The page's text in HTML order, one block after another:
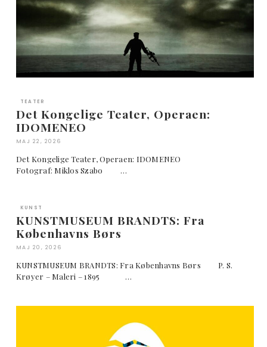
TEATER
Det Kongelige Teater, Operaen:
IDOMENEO
MAJ 22, 2026
Det Kongelige Teater, Operaen: IDOMENEO
Fotograf: Miklos Szabo …
KUNST
KUNSTMUSEUM BRANDTS: Fra
Københavns Børs
MAJ 20, 2026
KUNSTMUSEUM BRANDTS: Fra Københavns Børs P. S.
Krøyer – Maleri – 1895 …